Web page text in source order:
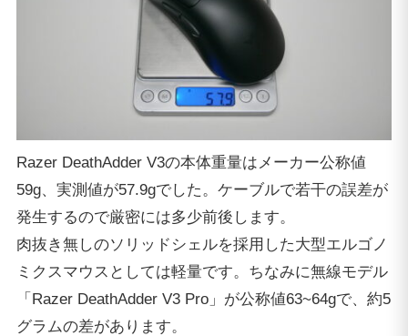
Razer DeathAdder V3の本体重量はメーカー公称値
59g、実測値が57.9gでした。ケーブルで若干の誤差が
発生するので厳密には多少前後します。
肉抜き無しのソリッドシェルを採用した大型エルゴノ
ミクスマウスとしては軽量です。ちなみに無線モデル
「Razer DeathAdder V3 Pro」が公称値63~64gで、約5
グラムの差があります。